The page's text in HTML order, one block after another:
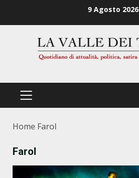
9 Agosto 2026
PRIMÄRES
Home Farol
Farol